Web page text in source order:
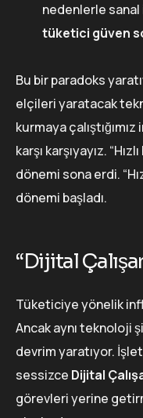
nedenlerle sanal
tüketici güven
Bu bir paradoks
elçileri yaratacak
kurmaya
karşı karşıyayız.
dönemi sona erdi.
dönemi başladı.
“Dijital
Tüketiciye yönelik
Ancak aynı teknoloji
devrim yaratıyor.
sessizce Dijital
görevleri yerine